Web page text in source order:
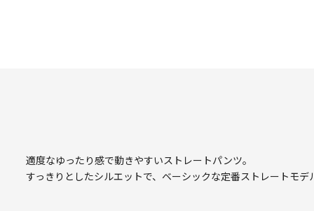
適度なゆったり感で動きやすいストレートパンツ。
すっきりとしたシルエットで、ベーシックな定番ストレートモデ